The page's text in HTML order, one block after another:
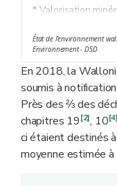
* Valorisation
État de l’environnement
Environnement - DSD
En 2018, la
soumis à
Près des ⅔ des
chapitres 19[2], 10[4]
ci étaient destinés
moyenne estimée